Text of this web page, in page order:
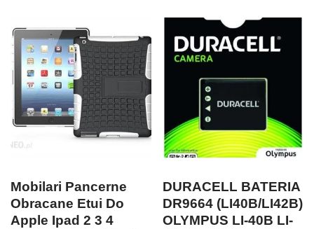
Mobilari Pancerne
Obracane Etui Do
Apple Ipad 2 3 4
DURACELL BATERIA
DR9664 (LI40B/LI42B)
OLYMPUS LI-40B LI-